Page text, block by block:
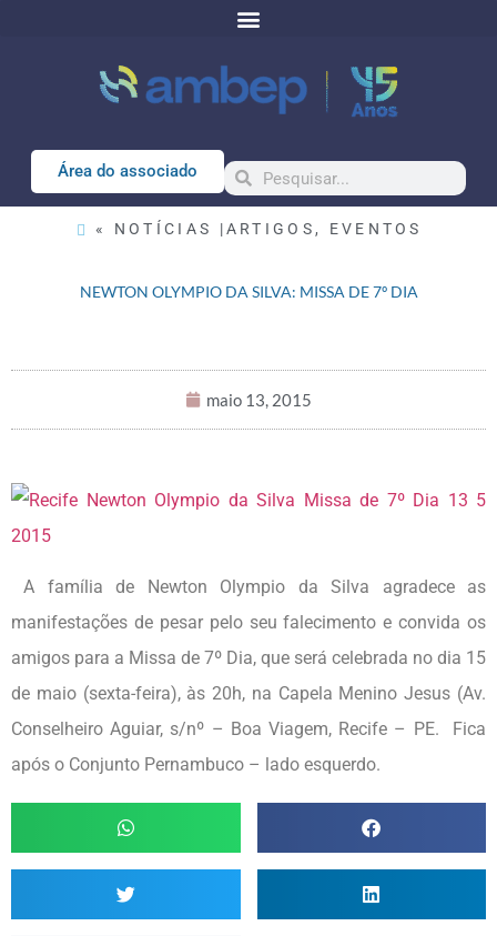
Área do associado
« NOTÍCIAS |ARTIGOS , EVENTOS
NEWTON OLYMPIO DA SILVA: MISSA DE 7º DIA
maio 13, 2015
A família de Newton Olympio da Silva agradece as
manifestações de pesar pelo seu falecimento e convida os
amigos para a Missa de 7º Dia, que será celebrada no dia 15
de maio (sexta-feira), às 20h, na Capela Menino Jesus (Av.
Conselheiro Aguiar, s/nº – Boa Viagem, Recife – PE. Fica
após o Conjunto Pernambuco – lado esquerdo.